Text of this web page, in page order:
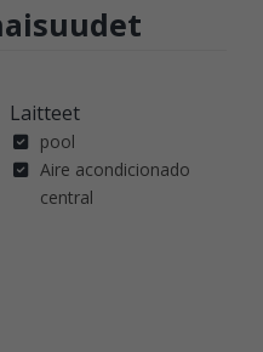
Laitteet
pool
Aire acondicionado
central